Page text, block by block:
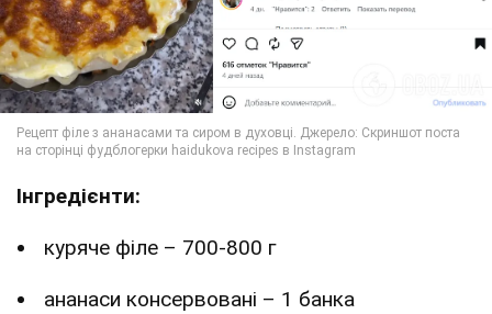
Інгредієнти:
куряче філе – 700-800 г
ананаси консервовані – 1 банка